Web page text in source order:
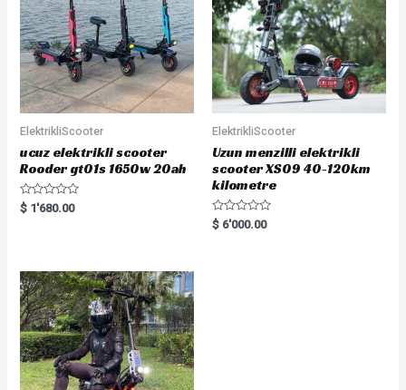
ElektrikliScooter
ucuz elektrikli scooter
Rooder gt01s 1650w 20ah
R
a
o
u
t
o
f
5
$ 1'680.00
ElektrikliScooter
Uzun menzilli elektrikli
scooter XS09 40-120km
kilometre
R
a
$ 6'000.00